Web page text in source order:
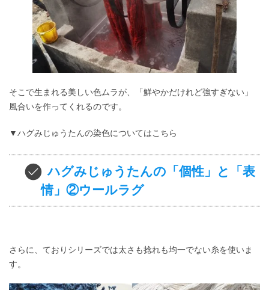
そこで生まれる美しい色ムラが、「鮮やかだけれど強すぎない」
風合いを作ってくれるのです。
▼ハグみじゅうたんの染色についてはこちら
ハグみじゅうたんの「個性」と「表
情」②ウールラグ
さらに、ておりシリーズでは太さも捻れも均一でない糸を使いま
す。